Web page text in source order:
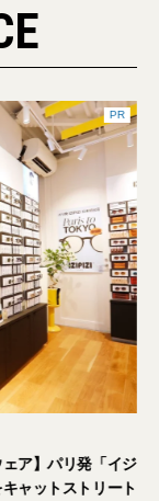
PR
ェア】パリ発「イジ
ャットストリート